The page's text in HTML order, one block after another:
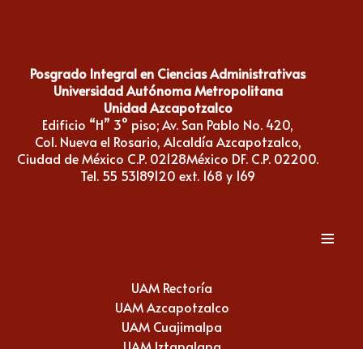
Posgrado Integral en Ciencias Administrativas
Universidad Autónoma Metropolitana
Unidad Azcapotzalco
Edificio “H” 3° piso; Av. San Pablo No. 420,
Col. Nueva el Rosario, Alcaldía Azcapotzalco,
Ciudad de México C.P. 02128México DF. C.P. 02200.
Tel. 55 53189120 ext. 168 y 169
≡
UAM Rectoría
UAM Azcapotzalco
UAM Cuajimalpa